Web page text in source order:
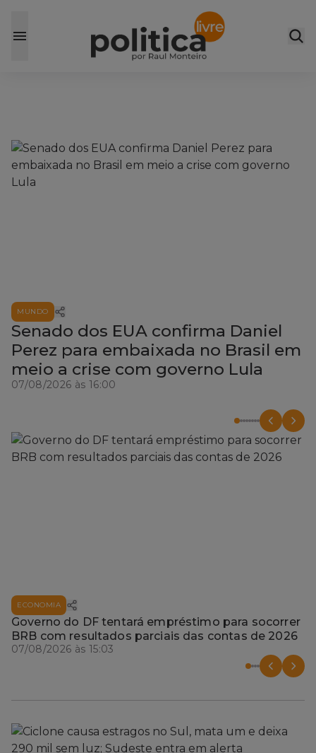
MUNDO
Senado dos EUA confirma Daniel
Perez para embaixada no Brasil em
meio a crise com governo Lula
07/08/2026 às 16:00
ECONOMIA
Governo do DF tentará empréstimo para socorrer
BRB com resultados parciais das contas de 2026
07/08/2026 às 15:03